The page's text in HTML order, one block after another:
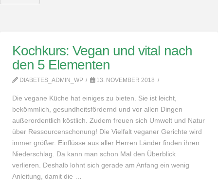
Kochkurs: Vegan und vital nach
den 5 Elementen
DIABETES_ADMIN_WP 13. NOVEMBER 2018
Die vegane Küche hat einiges zu bieten. Sie ist leicht,
bekömmlich, gesundheitsfördernd und vor allen Dingen
außerordentlich köstlich. Zudem freuen sich Umwelt und Natur
über Ressourcenschonung! Die Vielfalt veganer Gerichte wird
immer größer. Einflüsse aus aller Herren Länder finden ihren
Niederschlag. Da kann man schon Mal den Überblick
verlieren. Deshalb lohnt sich gerade am Anfang ein wenig
Anleitung, damit die …